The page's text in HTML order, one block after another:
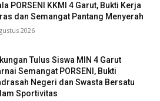
PORSENI KKMI 4 Garut, Bukti Kerja
dan Semangat Pantang Menyerah
2026
Tulus Siswa MIN 4 Garut
Semangat PORSENI, Bukti
Negeri dan Swasta Bersatu
Sportivitas